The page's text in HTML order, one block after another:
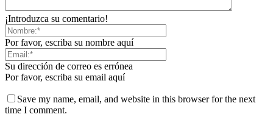
¡Introduzca su comentario!
Por favor, escriba su nombre aquí
Su dirección de correo es errónea
Por favor, escriba su email aquí
Save my name, email, and website in this browser for the next
time I comment.